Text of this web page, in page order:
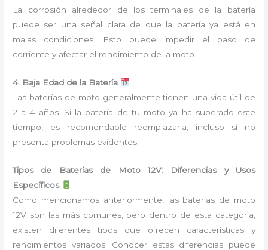
La corrosión alrededor de los terminales de la batería
puede ser una señal clara de que la batería ya está en
malas condiciones. Esto puede impedir el paso de
corriente y afectar el rendimiento de la moto.
4. Baja Edad de la Batería
Las baterías de moto generalmente tienen una vida útil de
2 a 4 años. Si la batería de tu moto ya ha superado este
tiempo, es recomendable reemplazarla, incluso si no
presenta problemas evidentes.
Tipos de Baterías de Moto 12V: Diferencias y Usos
Específicos
Como mencionamos anteriormente, las baterías de moto
12V son las más comunes, pero dentro de esta categoría,
existen diferentes tipos que ofrecen características y
rendimientos variados. Conocer estas diferencias puede